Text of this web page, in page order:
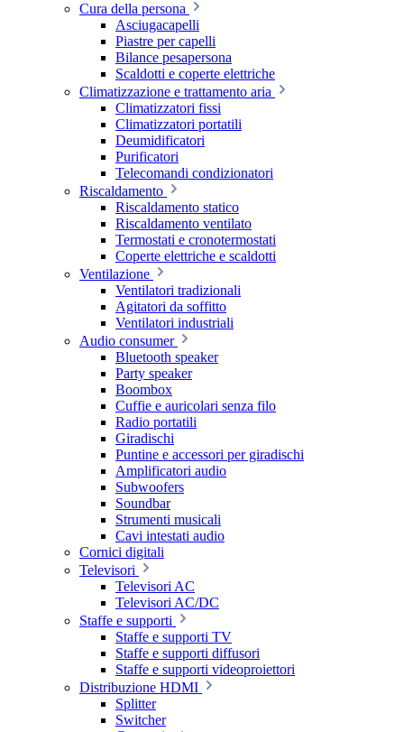
Cura della persona
Asciugacapelli
Piastre per capelli
Bilance pesapersona
Scaldotti e coperte elettriche
Climatizzazione e trattamento aria
Climatizzatori fissi
Climatizzatori portatili
Deumidificatori
Purificatori
Telecomandi condizionatori
Riscaldamento
Riscaldamento statico
Riscaldamento ventilato
Termostati e cronotermostati
Coperte elettriche e scaldotti
Ventilazione
Ventilatori tradizionali
Agitatori da soffitto
Ventilatori industriali
Audio consumer
Bluetooth speaker
Party speaker
Boombox
Cuffie e auricolari senza filo
Radio portatili
Giradischi
Puntine e accessori per giradischi
Amplificatori audio
Subwoofers
Soundbar
Strumenti musicali
Cavi intestati audio
Cornici digitali
Televisori
Televisori AC
Televisori AC/DC
Staffe e supporti
Staffe e supporti TV
Staffe e supporti diffusori
Staffe e supporti videoproiettori
Distribuzione HDMI
Splitter
Switcher